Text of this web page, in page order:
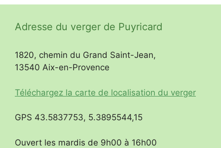
Adresse du verger de Puyricard
1820, chemin du Grand Saint-Jean,
13540 Aix-en-Provence
Téléchargez la carte de localisation du verger
GPS 43.5837753, 5.3895544,15
Ouvert les mardis de 9h00 à 16h00